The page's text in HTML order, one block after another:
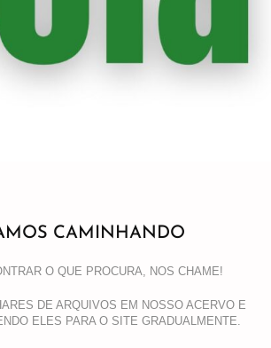
CAMINHANDO
O QUE PROCURA, NOS CHAME!
DE ARQUIVOS EM NOSSO ACERVO E
ELES PARA O SITE GRADUALMENTE.